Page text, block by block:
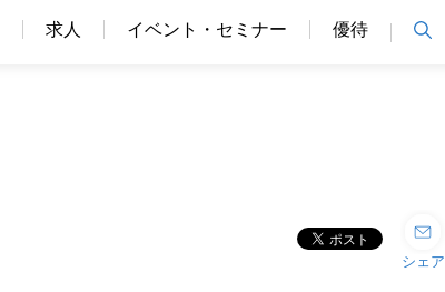
求人 イベント・セミナー 優待
シェア